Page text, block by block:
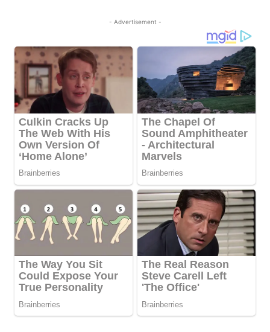
- Advertisement -